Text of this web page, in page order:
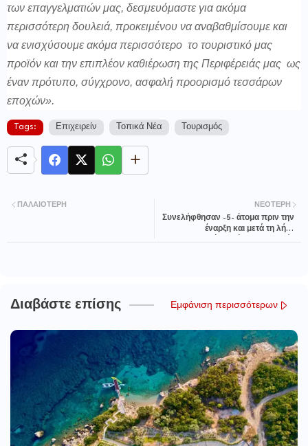
των επαγγελματιών μας, δεσμευόμαστε για ακόμα
περισσότερη δουλειά, προκειμένου να αναβαθμίσουμε και
να ενισχύσουμε ακόμα περισσότερο το τουριστικό μας
προϊόν και την επιπλέον καθιέρωση της Περιφέρειάς μας ως
έναν πρότυπο, σύγχρονο, ασφαλή προορισμό τεσσάρων
εποχών».
Tags: Επιχειρείν Τοπικά Νέα Τουρισμός
ΝΕΌΤΕΡΗ
Συνελήφθησαν -5- άτομα πριν την
έναρξη και μετά τη λήξη
ΠΑΛΑΙΌΤΕΡΗ
Διαβάστε επίσης Εμφάνιση περισσότερων